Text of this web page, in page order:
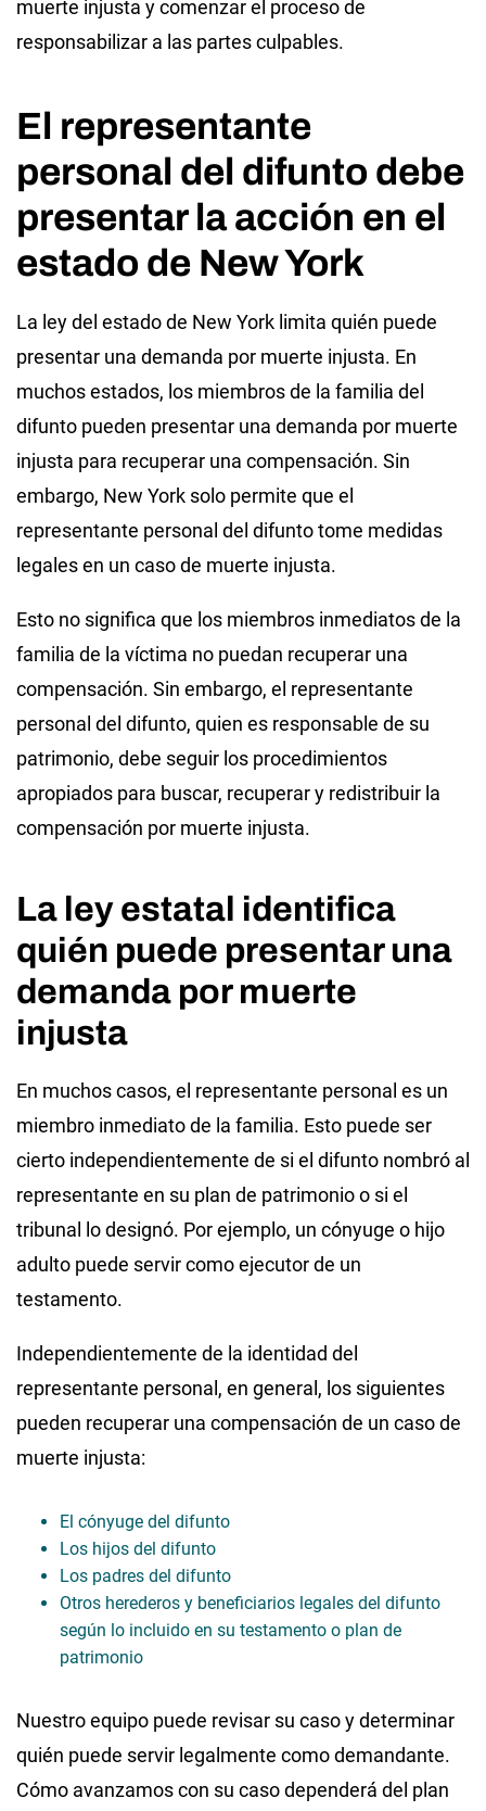
muerte injusta y comenzar el proceso de
responsabilizar a las partes culpables.
El representante
personal del difunto debe
presentar la acción en el
estado de New York
La ley del estado de New York limita quién puede
presentar una demanda por muerte injusta. En
muchos estados, los miembros de la familia del
difunto pueden presentar una demanda por muerte
injusta para recuperar una compensación. Sin
embargo, New York solo permite que el
representante personal del difunto tome medidas
legales en un caso de muerte injusta.
Esto no significa que los miembros inmediatos de la
familia de la víctima no puedan recuperar una
compensación. Sin embargo, el representante
personal del difunto, quien es responsable de su
patrimonio, debe seguir los procedimientos
apropiados para buscar, recuperar y redistribuir la
compensación por muerte injusta.
La ley estatal identifica
quién puede presentar una
demanda por muerte
injusta
En muchos casos, el representante personal es un
miembro inmediato de la familia. Esto puede ser
cierto independientemente de si el difunto nombró al
representante en su plan de patrimonio o si el
tribunal lo designó. Por ejemplo, un cónyuge o hijo
adulto puede servir como ejecutor de un
testamento.
Independientemente de la identidad del
representante personal, en general, los siguientes
pueden recuperar una compensación de un caso de
muerte injusta:
El cónyuge del difunto
Los hijos del difunto
Los padres del difunto
Otros herederos y beneficiarios legales del difunto
según lo incluido en su testamento o plan de
patrimonio
Nuestro equipo puede revisar su caso y determinar
quién puede servir legalmente como demandante.
Cómo avanzamos con su caso dependerá del plan